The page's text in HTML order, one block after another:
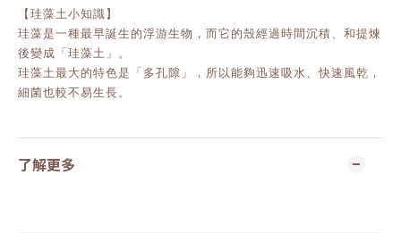
【珪藻土小知識】
珪藻是一種最早誕生的浮游生物，而它的殼經過時間沉積、和提煉
後變成「珪藻土」。
珪藻土最大的特色是「多孔隙」，所以能夠迅速吸水、快速風乾，
細菌也較不易生長。
了解更多